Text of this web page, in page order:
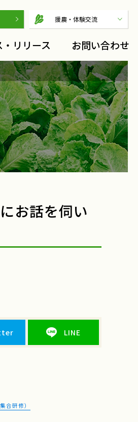
援農・体験交流
リリース お問い合わせ
お話を伺い
LINE
合研修）